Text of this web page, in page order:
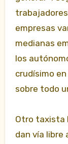
empresas
medianas
los
crudísimo
sobre todo
Otro taxista
dan vía libre